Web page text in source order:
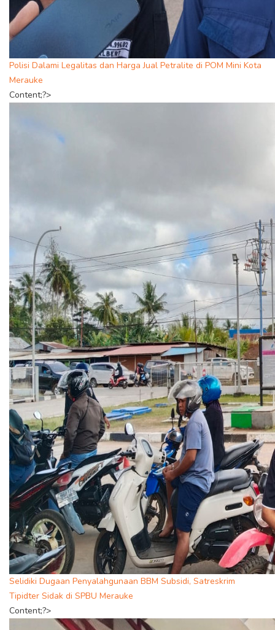
Polisi Dalami Legalitas dan Harga Jual Petralite di POM Mini Kota
Merauke
Content;?>
Selidiki Dugaan Penyalahgunaan BBM Subsidi, Satreskrim
Tipidter Sidak di SPBU Merauke
Content;?>